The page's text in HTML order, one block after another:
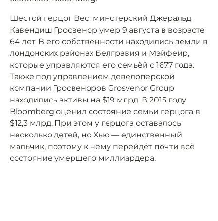
Шестой герцог Вестминстерский Джеральд
Кавендиш Гросвенор умер 9 августа в возрасте
64 лет. В его собственности находились земли в
лондонских районах Белгравия и Мэйфейр,
которые управляются его семьёй с 1677 года.
Также под управлением девелоперской
компании Гросвеноров Grosvenor Group
находились активы на $19 млрд. В 2015 году
Bloomberg оценил состояние семьи герцога в
$12,3 млрд. При этом у герцога оставалось
несколько детей, но Хью — единственный
мальчик, поэтому к нему перейдёт почти всё
состояние умершего миллиардера.